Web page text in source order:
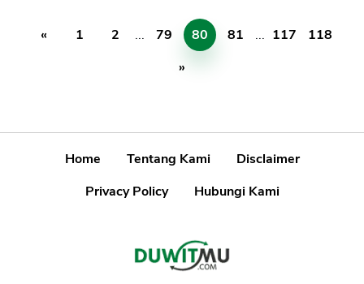
« 1 2 ... 79 80 81 ... 117
118
»
Home Tentang Kami
Disclaimer
Privacy Policy
Hubungi Kami